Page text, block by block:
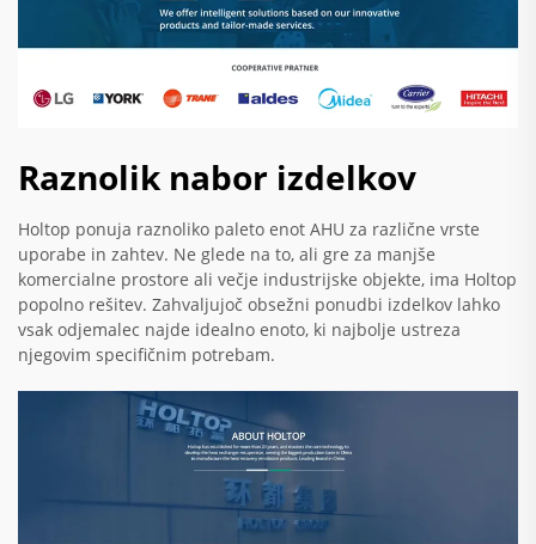
Raznolik nabor izdelkov
Holtop ponuja raznoliko paleto enot AHU za različne vrste
uporabe in zahtev. Ne glede na to, ali gre za manjše
komercialne prostore ali večje industrijske objekte, ima Holtop
popolno rešitev. Zahvaljujoč obsežni ponudbi izdelkov lahko
vsak odjemalec najde idealno enoto, ki najbolje ustreza
njegovim specifičnim potrebam.